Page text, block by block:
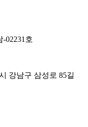
02231호
강남구 삼성로 85길